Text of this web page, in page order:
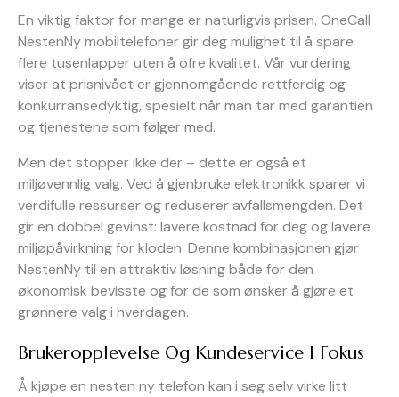
En viktig faktor for mange er naturligvis prisen. OneCall
NestenNy mobiltelefoner gir deg mulighet til å spare
flere tusenlapper uten å ofre kvalitet. Vår vurdering
viser at prisnivået er gjennomgående rettferdig og
konkurransedyktig, spesielt når man tar med garantien
og tjenestene som følger med.
Men det stopper ikke der – dette er også et
miljøvennlig valg. Ved å gjenbruke elektronikk sparer vi
verdifulle ressurser og reduserer avfallsmengden. Det
gir en dobbel gevinst: lavere kostnad for deg og lavere
miljøpåvirkning for kloden. Denne kombinasjonen gjør
NestenNy til en attraktiv løsning både for den
økonomisk bevisste og for de som ønsker å gjøre et
grønnere valg i hverdagen.
Brukeropplevelse Og Kundeservice I Fokus
Å kjøpe en nesten ny telefon kan i seg selv virke litt